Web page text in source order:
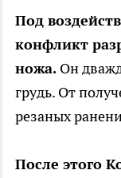
Под
конфликт
ножа. Он
грудь. От
резаных
После этого